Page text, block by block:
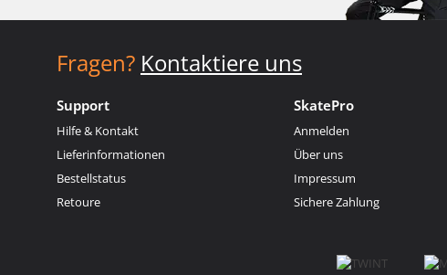
Fragen? Kontaktiere uns
Support
Hilfe & Kontakt
Lieferinformationen
Bestellstatus
Retoure
SkatePro
Anmelden
Über uns
Impressum
Sichere Zahlung